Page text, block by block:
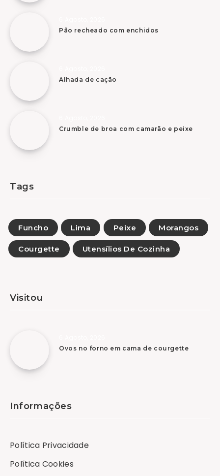
Pão recheado com enchidos
Alhada de cação
Crumble de broa com camarão e peixe
Tags
Funcho Lima Peixe Morangos
Courgette Utensílios De Cozinha
Visitou
Ovos no forno em cama de courgette
Informações
Política Privacidade
Política Cookies